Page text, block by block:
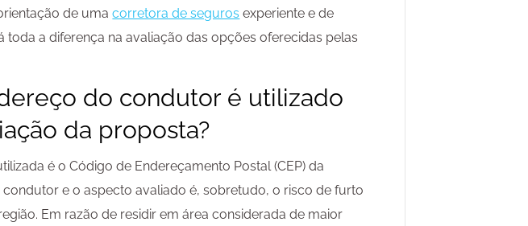
de umacorretora de seguros experiente e de
toda a diferença na avaliação das opções oferecidas pelas
do condutor é utilizado
da proposta?
é o Código de Endereçamento Postal (CEP) da
condutor e o aspecto avaliado é, sobretudo, o risco de furto
Em razão de residir em área considerada de maior